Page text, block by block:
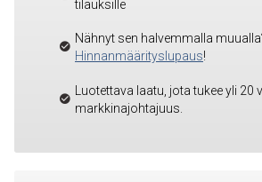
tilauksille
Nähnyt sen halvemmalla
Hinnanmäärityslupaus!
Luotettava laatu, jota tukee yli 20
markkinajohtajuus.